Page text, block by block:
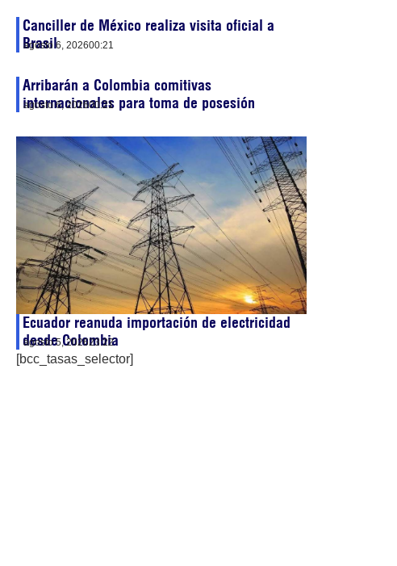
Canciller de México realiza visita oficial a
Brasil
agosto 6, 202600:21
Arribarán a Colombia comitivas
internacionales para toma de posesión
agosto 6, 202600:21
Ecuador reanuda importación de electricidad
desde Colombia
agosto 5, 202623:22
[bcc_tasas_selector]